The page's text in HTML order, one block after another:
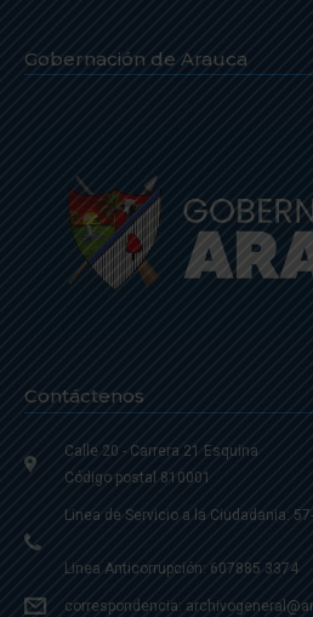
Gobernación de Arauca
Contáctenos
Calle 20 - Carrera 21 Esquina
Código postal 810001
Linea de Servicio a la Ciudadania:
Linea Anticorrupción: 607885 3374
correspondencia: